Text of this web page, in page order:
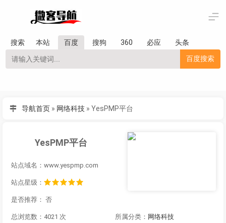
搜索 本站 百度 搜狗 360 必应
头条
百度搜索
导航首页 » 网络科技 » YesPMP平台
YesPMP平台
站点域名：www.yespmp.com
站点星级：
是否推荐： 否
总浏览数：4021 次 所属分类： 网络科技